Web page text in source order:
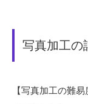
写真加工の
【写真加工の